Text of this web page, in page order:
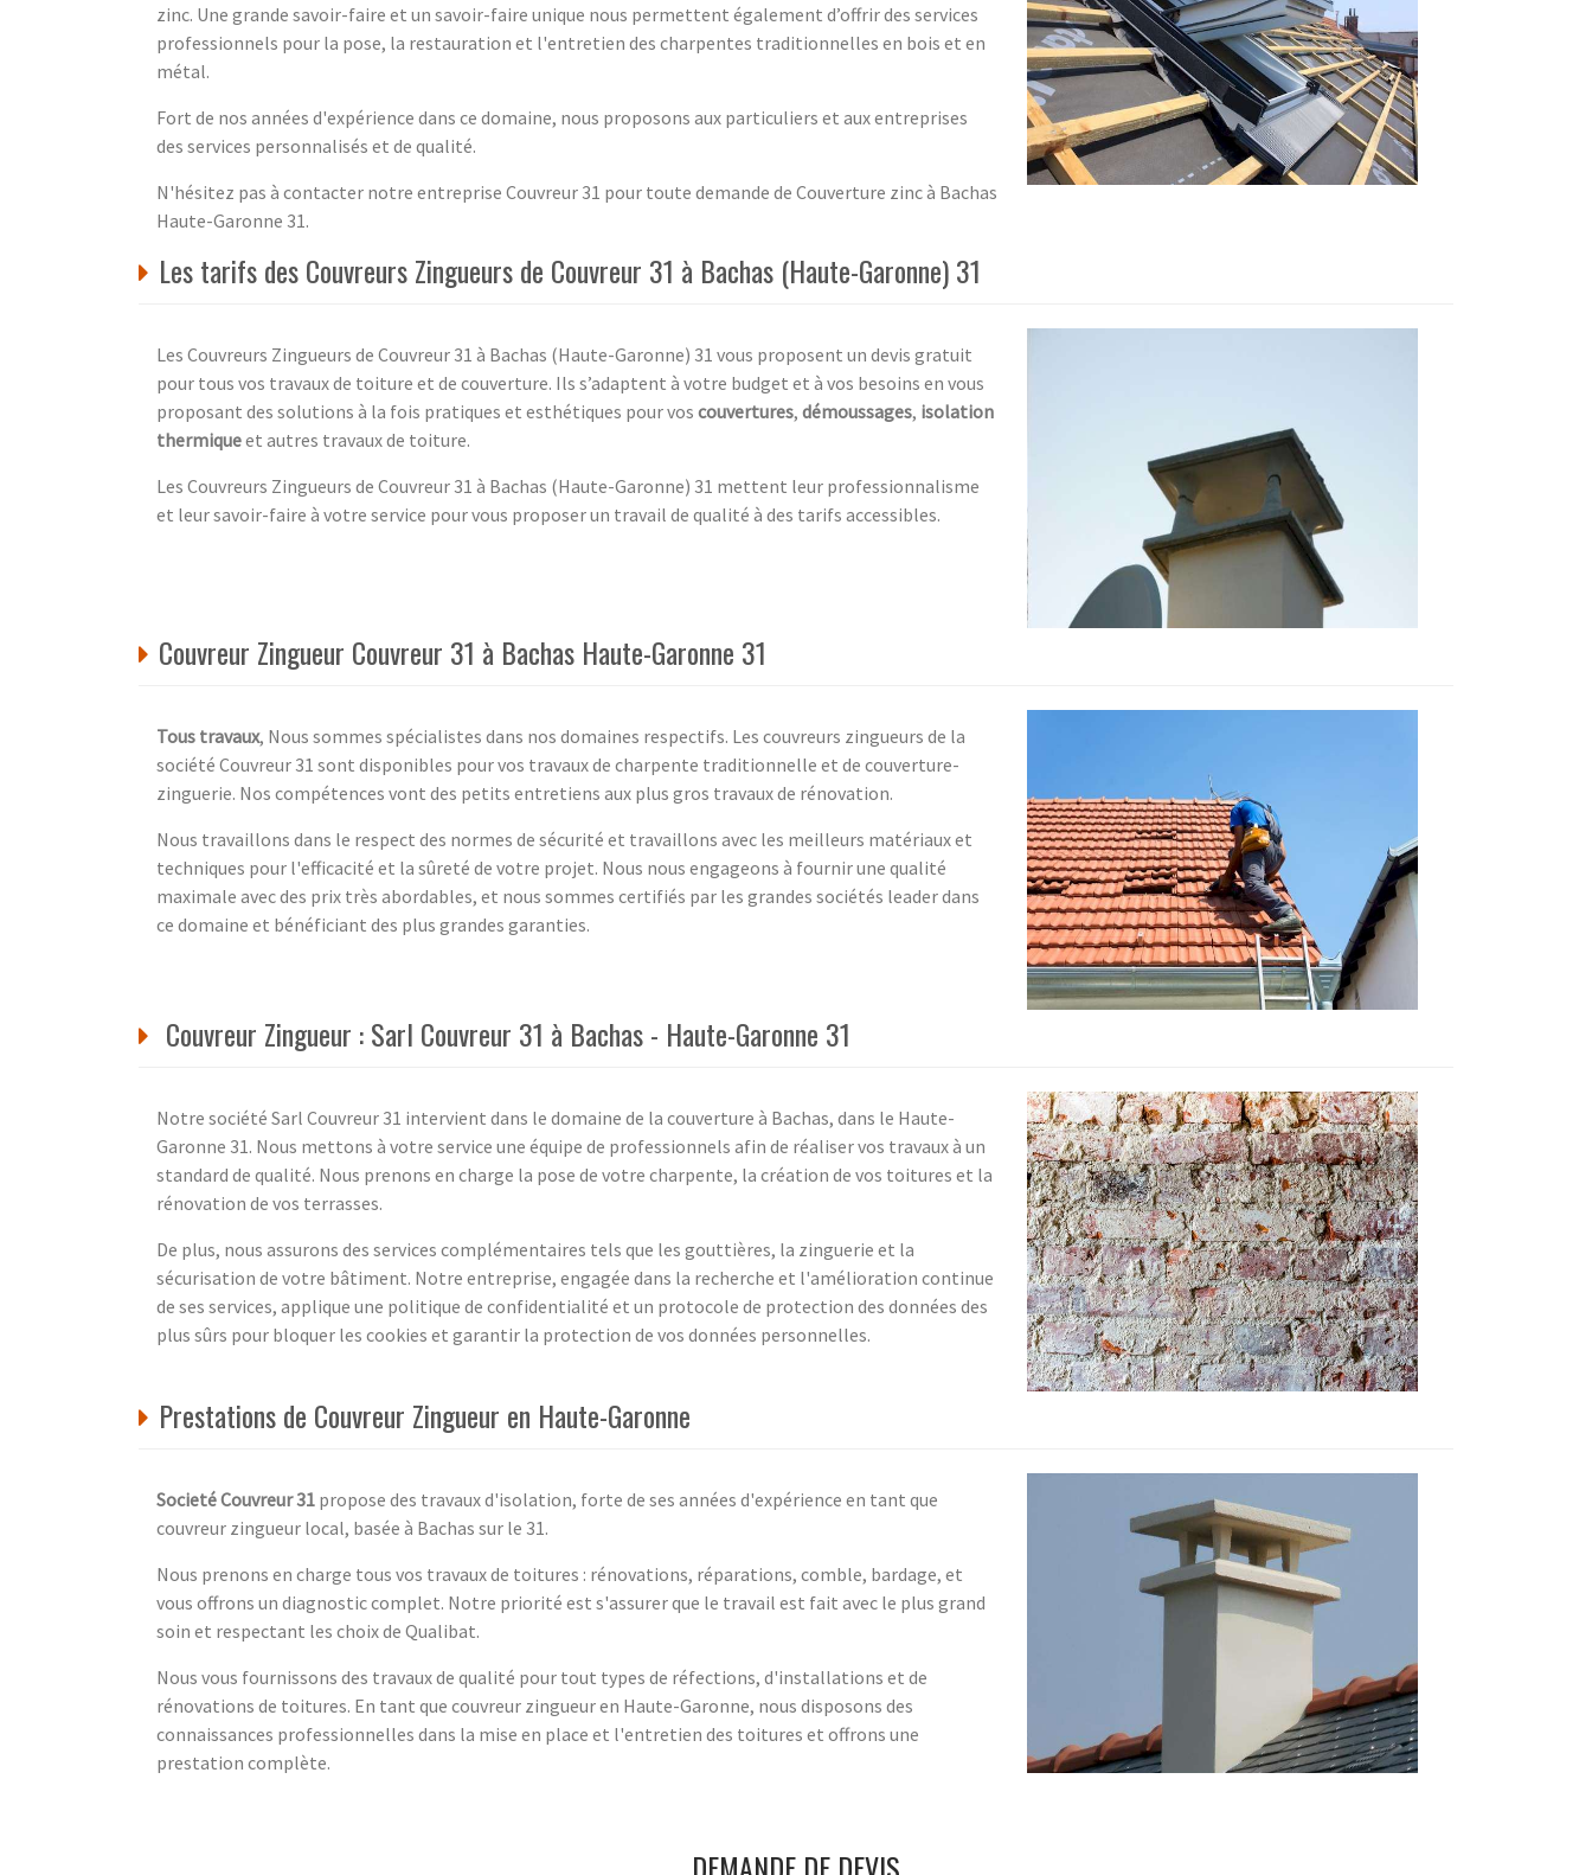
zinc. Une grande savoir-faire et un savoir-faire unique nous permettent également d’offrir des services
professionnels pour la pose, la restauration et l'entretien des charpentes traditionnelles en bois et en
métal.
Fort de nos années d'expérience dans ce domaine, nous proposons aux particuliers et aux entreprises
des services personnalisés et de qualité.
N'hésitez pas à contacter notre entreprise Couvreur 31 pour toute demande de Couverture zinc à Bachas
Haute-Garonne 31.
Les tarifs des Couvreurs Zingueurs de Couvreur 31 à Bachas (Haute-Garonne) 31
Les Couvreurs Zingueurs de Couvreur 31 à Bachas (Haute-Garonne) 31 vous proposent un devis gratuit
pour tous vos travaux de toiture et de couverture. Ils s’adaptent à votre budget et à vos besoins en vous
proposant des solutions à la fois pratiques et esthétiques pour vos couvertures, démoussages, isolation
thermiqueet autres travaux de toiture.
Les Couvreurs Zingueurs de Couvreur 31 à Bachas (Haute-Garonne) 31 mettent leur professionnalisme
et leur savoir-faire à votre service pour vous proposer un travail de qualité à des tarifs accessibles.
Couvreur Zingueur Couvreur 31 à Bachas Haute-Garonne 31
Tous travaux, Nous sommes spécialistes dans nos domaines respectifs. Les couvreurs zingueurs de la
société Couvreur 31 sont disponibles pour vos travaux de charpente traditionnelle et de couverture-
zinguerie. Nos compétences vont des petits entretiens aux plus gros travaux de rénovation.
Nous travaillons dans le respect des normes de sécurité et travaillons avec les meilleurs matériaux et
techniques pour l'efficacité et la sûreté de votre projet. Nous nous engageons à fournir une qualité
maximale avec des prix très abordables, et nous sommes certifiés par les grandes sociétés leader dans
ce domaine et bénéficiant des plus grandes garanties.
Couvreur Zingueur : Sarl Couvreur 31 à Bachas - Haute-Garonne 31
Notre société Sarl Couvreur 31 intervient dans le domaine de la couverture à Bachas, dans le Haute-
Garonne 31. Nous mettons à votre service une équipe de professionnels afin de réaliser vos travaux à un
standard de qualité. Nous prenons en charge la pose de votre charpente, la création de vos toitures et la
rénovation de vos terrasses.
De plus, nous assurons des services complémentaires tels que les gouttières, la zinguerie et la
sécurisation de votre bâtiment. Notre entreprise, engagée dans la recherche et l'amélioration continue
de ses services, applique une politique de confidentialité et un protocole de protection des données des
plus sûrs pour bloquer les cookies et garantir la protection de vos données personnelles.
Prestations de Couvreur Zingueur en Haute-Garonne
Societé Couvreur 31 propose des travaux d'isolation, forte de ses années d'expérience en tant que
couvreur zingueur local, basée à Bachas sur le 31.
Nous prenons en charge tous vos travaux de toitures : rénovations, réparations, comble, bardage, et
vous offrons un diagnostic complet. Notre priorité est s'assurer que le travail est fait avec le plus grand
soin et respectant les choix de Qualibat.
Nous vous fournissons des travaux de qualité pour tout types de réfections, d'installations et de
rénovations de toitures. En tant que couvreur zingueur en Haute-Garonne, nous disposons des
connaissances professionnelles dans la mise en place et l'entretien des toitures et offrons une
prestation complète.